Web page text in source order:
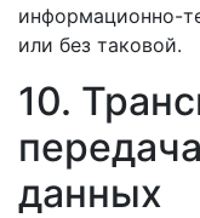
информационно-
или без таковой.
10.
данных